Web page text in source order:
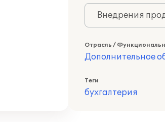
Внедрения
Отрасль /
Дополнительное
Теги
бухгалтерия